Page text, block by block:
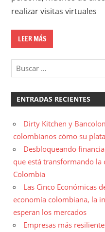
realizar visitas virtuales
LEER MÁS
ENTRADAS RECIENTES
Dirty Kitchen y
colombianos cómo su
Desbloqueando
que está transformando la
Colombia
Las Cinco Económicas
economía colombiana, la
esperan los mercados
Empresas más